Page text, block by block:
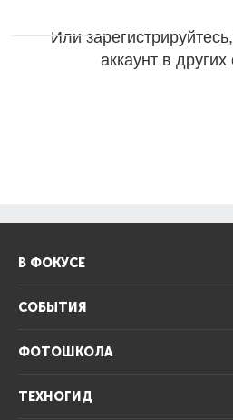
Или
аккаунт в других
В ФОКУСЕ
СОБЫТИЯ
ФОТОШКОЛА
ТЕХНОГИД